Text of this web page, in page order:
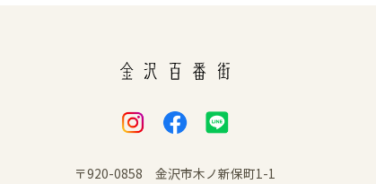
〒920-0858 金沢市木ノ新保町1-1